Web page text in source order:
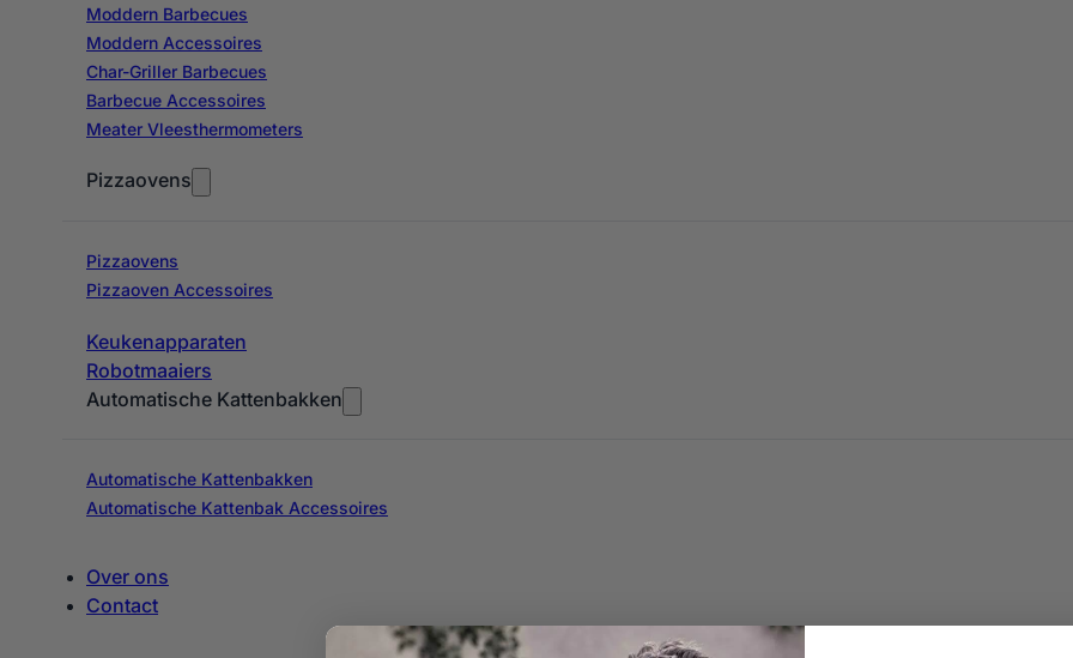
Moddern Barbecues
Moddern Accessoires
Char-Griller Barbecues
Barbecue Accessoires
Meater Vleesthermometers
Pizzaovens
Pizzaovens
Pizzaoven Accessoires
Keukenapparaten
Robotmaaiers
Automatische Kattenbakken
Automatische Kattenbakken
Automatische Kattenbak Accessoires
Over ons
Contact